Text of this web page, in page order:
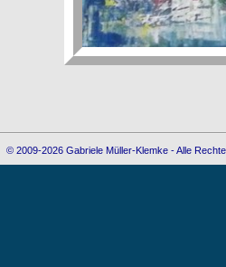
© 2009-2026 Gabriele Müller-Klemke - Alle